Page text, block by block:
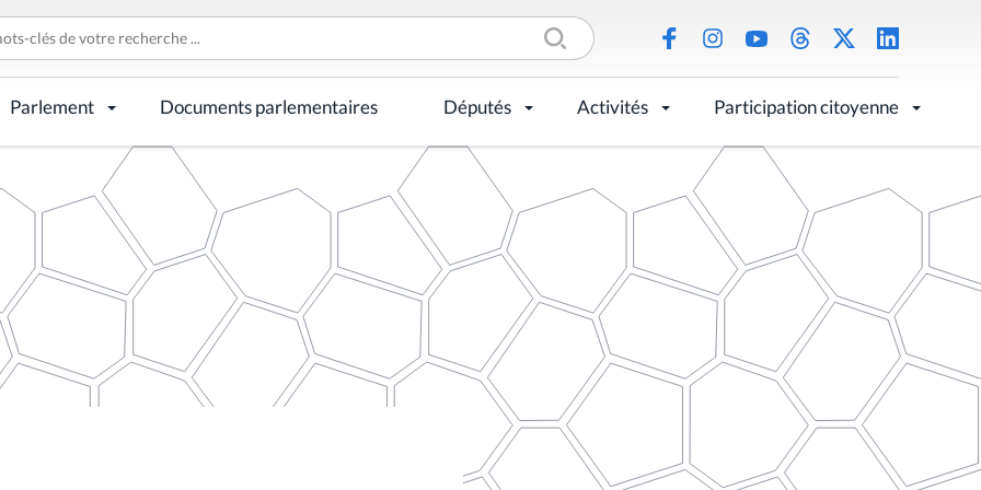
Parlement Documents parlementaires Députés Activités Participation citoyenne